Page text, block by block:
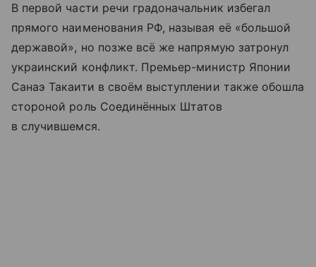
В первой части речи градоначальник избегал
прямого наименования РФ, называя её «большой
державой», но позже всё же напрямую затронул
украинский конфликт. Премьер-министр Японии
Санаэ Такаити в своём выступлении также обошла
стороной роль Соединённых Штатов
в случившемся.